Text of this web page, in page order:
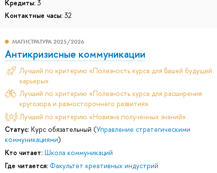
Кредиты: 3
Контактные часы: 32
МАГИСТРАТУРА 2025/2026
Антикризисные коммуникации
Лучший по критерию «Полезность курса для Вашей будущей
карьеры»
Лучший по критерию «Полезность курса для расширения
кругозора и разностороннего развития»
Лучший по критерию «Новизна полученных знаний»
Статус: Курс обязательный (Управление стратегическими
коммуникациями)
Кто читает: Школа коммуникаций
Где читается: Факультет креативных индустрий